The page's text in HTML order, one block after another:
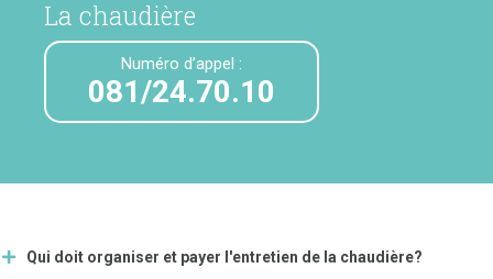
La chaudière
Numéro d’appel :
081/24.70.10
Qui doit organiser et payer l'entretien de la chaudière?